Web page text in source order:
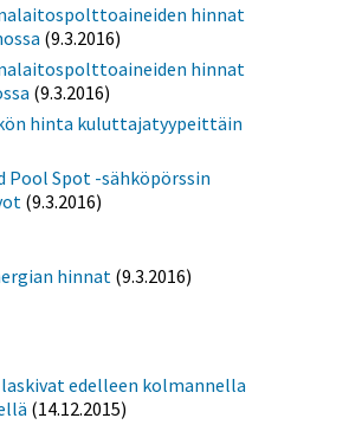
hinnat
(9.3.2016)
hinnat
(9.3.2016)
hinta kuluttajatyypeittäin
Pool Spot -sähköpörssin
(9.3.2016)
hinnat (9.3.2016)
edelleen kolmannella
(14.12.2015)